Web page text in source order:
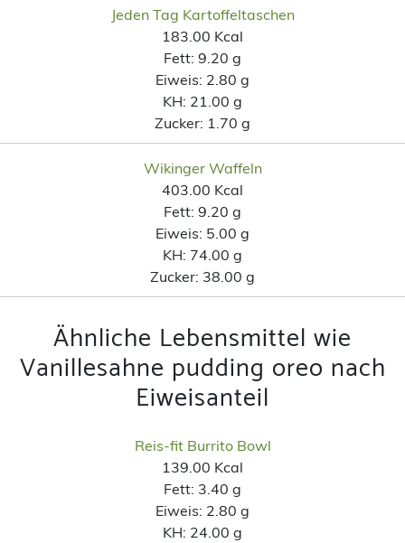
Jeden Tag Kartoffeltaschen
183.00 Kcal
Fett: 9.20 g
Eiweis: 2.80 g
KH: 21.00 g
Zucker: 1.70 g
Wikinger Waffeln
403.00 Kcal
Fett: 9.20 g
Eiweis: 5.00 g
KH: 74.00 g
Zucker: 38.00 g
Ähnliche Lebensmittel wie
Vanillesahne pudding oreo nach
Eiweisanteil
Reis-fit Burrito Bowl
139.00 Kcal
Fett: 3.40 g
Eiweis: 2.80 g
KH: 24.00 g